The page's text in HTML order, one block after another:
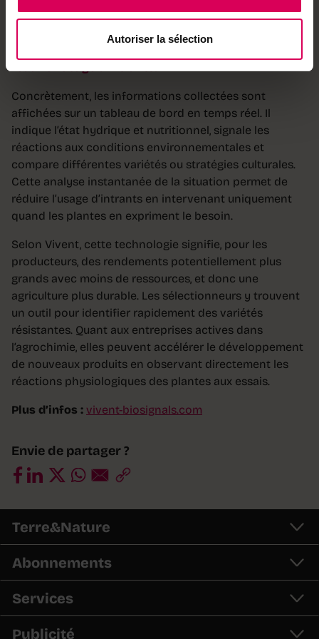
Autoriser la sélection
traitements phytosanitaires.
Concrètement, les informations collectées sont
affichées sur un tableau de bord en temps réel. Il
indique l’état hydrique et nutritionnel, signale les
réactions aux conditions environnementales et
compare différentes variétés ou stratégies culturales.
Cette analyse instantanée de la situation permet de
réduire l’usage d’intrants en intervenant uniquement
quand les plantes en expriment le besoin.
Selon Vivent, cette technologie signifie, pour les
producteurs, des rendements potentiellement plus
grands avec moins de ressources, et donc une
agriculture plus durable. Les sélectionneurs y trouvent
un outil pour identifier rapidement des variétés
résistantes. Quant aux entreprises actives dans
l’agrochimie, elles peuvent accélérer le développement
de nouveaux produits en observant directement les
réactions physiologiques des plantes aux essais.
Plus d’infos : vivent-biosignals.com
Envie de partager ?
Terre&Nature
Abonnements
Services
Publicité